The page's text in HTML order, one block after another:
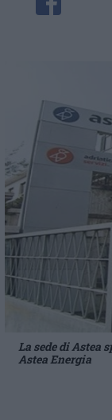
La sede di Astea
Astea Energia